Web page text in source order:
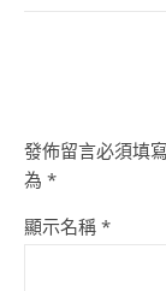
發佈留言必須填
為 *
顯示名稱 *